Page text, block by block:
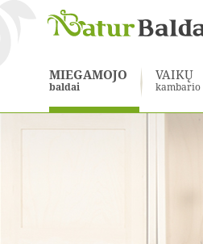
MIEGAMOJO
baldai
VAIKŲ
kambario